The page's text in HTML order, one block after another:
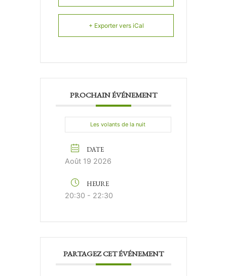
+ Exporter vers iCal
PROCHAIN ÉVÉNEMENT
Les volants de la nuit
DATE
Août 19 2026
HEURE
20:30 - 22:30
PARTAGEZ CET ÉVÉNEMENT